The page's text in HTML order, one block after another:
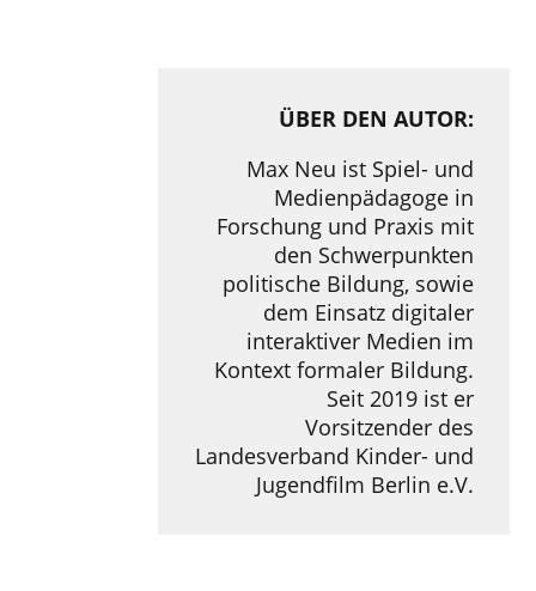
ÜBER DEN AUTOR:
Max Neu ist Spiel- und
Medienpädagoge in
Forschung und Praxis mit
den Schwerpunkten
politische Bildung, sowie
dem Einsatz digitaler
interaktiver Medien im
Kontext formaler Bildung.
Seit 2019 ist er
Vorsitzender des
Landesverband Kinder- und
Jugendfilm Berlin e.V.